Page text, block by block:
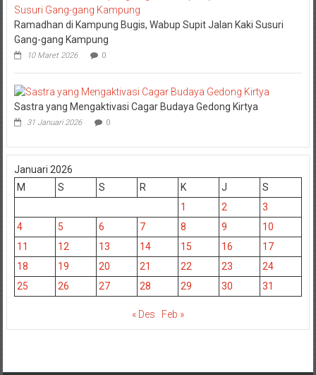
Ramadhan di Kampung Bugis, Wabup Supit Jalan Kaki Susuri
Gang-gang Kampung
10 Maret 2026 0
Sastra yang Mengaktivasi Cagar Budaya Gedong Kirtya
31 Januari 2026 0
Januari 2026
M
S S R K J
S
1
2
3
4
5 6 7 8 9
10
11
12 13 14 15 16
17
18
19 20 21 22 23
24
25
26 27 28 29 30 31
« Des Feb »